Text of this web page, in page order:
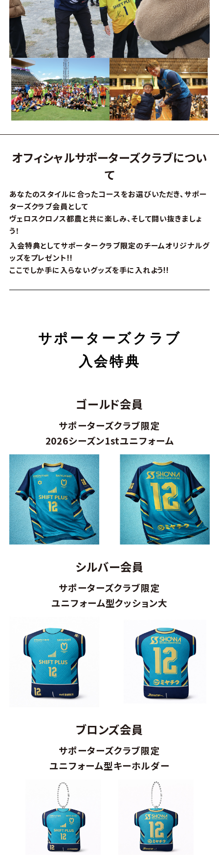
オフィシャルサポーターズクラブについ
て
あなたのスタイルに合ったコースをお選びいただき、サポー
ターズクラブ会員として
ヴェロスクロノス都農と共に楽しみ、そして闘い抜きましょ
う！
入会特典としてサポータークラブ限定のチームオリジナルグ
ッズをプレゼント!!
ここでしか手に入らないグッズを手に入れよう!!
サポーターズクラブ
入会特典
ゴールド会員
サポーターズクラブ限定
2026シーズン1stユニフォーム
シルバー会員
サポーターズクラブ限定
ユニフォーム型クッション大
ブロンズ会員
サポーターズクラブ限定
ユニフォーム型キーホルダー